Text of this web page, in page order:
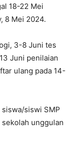
18-22 Mei
8 Mei 2024.
3-8 Juni tes
Juni penilaian
ulang pada 14-
siswi SMP
unggulan